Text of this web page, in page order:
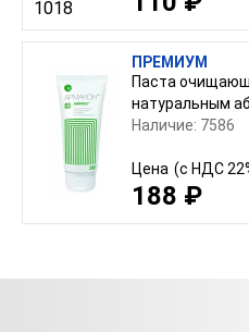
ПРЕМИУМ
Паста
натуральным
Наличие: 7586
Цена (с НДС
188 ₽